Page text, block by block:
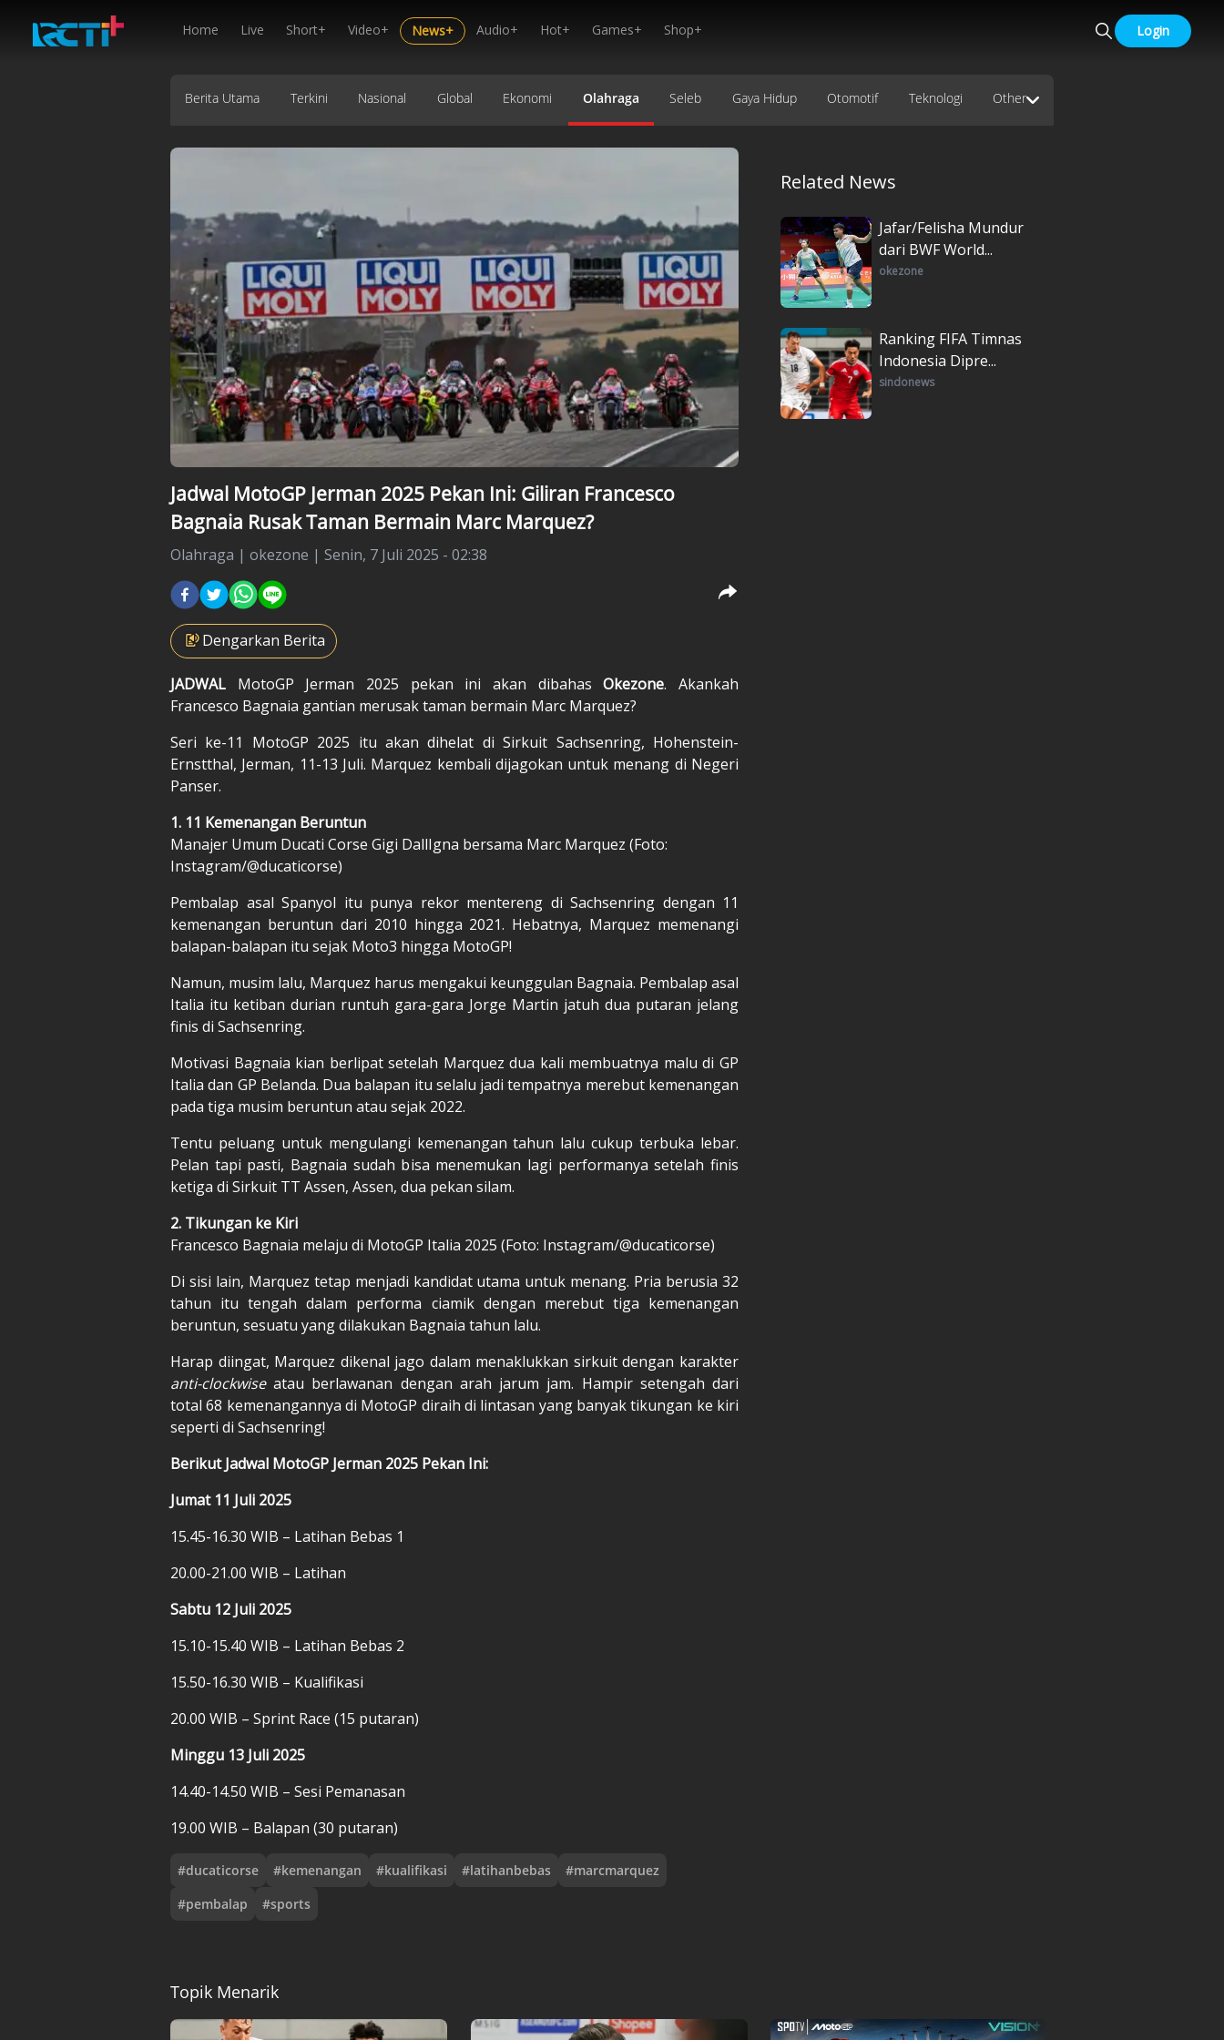
Home Live Short+ Video+ News+ Audio+ Hot+ Games+ Shop+ Login
Berita Utama Terkini Nasional Global Ekonomi Olahraga Seleb Gaya Hidup Otomotif Teknologi Other
Jadwal MotoGP Jerman 2025 Pekan Ini: Giliran Francesco
Bagnaia Rusak Taman Bermain Marc Marquez?
Olahraga | okezone | Senin, 7 Juli 2025 - 02:38
Dengarkan Berita
JADWAL MotoGP Jerman 2025 pekan ini akan dibahasOkezone. Akankah
Francesco Bagnaia gantian merusak taman bermain Marc Marquez?
Seri ke-11 MotoGP 2025 itu akan dihelat di Sirkuit Sachsenring, Hohenstein-
Ernstthal, Jerman, 11-13 Juli. Marquez kembali dijagokan untuk menang di Negeri
Panser.
1. 11 Kemenangan Beruntun
Manajer Umum Ducati Corse Gigi DallIgna bersama Marc Marquez (Foto:
Instagram/@ducaticorse)
Pembalap asal Spanyol itu punya rekor mentereng di Sachsenring dengan 11
kemenangan beruntun dari 2010 hingga 2021. Hebatnya, Marquez memenangi
balapan-balapan itu sejak Moto3 hingga MotoGP!
Namun, musim lalu, Marquez harus mengakui keunggulan Bagnaia. Pembalap asal
Italia itu ketiban durian runtuh gara-gara Jorge Martin jatuh dua putaran jelang
finis di Sachsenring.
Motivasi Bagnaia kian berlipat setelah Marquez dua kali membuatnya malu di GP
Italia dan GP Belanda. Dua balapan itu selalu jadi tempatnya merebut kemenangan
pada tiga musim beruntun atau sejak 2022.
Tentu peluang untuk mengulangi kemenangan tahun lalu cukup terbuka lebar.
Pelan tapi pasti, Bagnaia sudah bisa menemukan lagi performanya setelah finis
ketiga di Sirkuit TT Assen, Assen, dua pekan silam.
2. Tikungan ke Kiri
Francesco Bagnaia melaju di MotoGP Italia 2025 (Foto: Instagram/@ducaticorse)
Di sisi lain, Marquez tetap menjadi kandidat utama untuk menang. Pria berusia 32
tahun itu tengah dalam performa ciamik dengan merebut tiga kemenangan
beruntun, sesuatu yang dilakukan Bagnaia tahun lalu.
Harap diingat, Marquez dikenal jago dalam menaklukkan sirkuit dengan karakter
anti-clockwiseatau berlawanan dengan arah jarum jam. Hampir setengah dari
total 68 kemenangannya di MotoGP diraih di lintasan yang banyak tikungan ke kiri
seperti di Sachsenring!
Berikut Jadwal MotoGP Jerman 2025 Pekan Ini:
Jumat 11 Juli 2025
15.45-16.30 WIB – Latihan Bebas 1
20.00-21.00 WIB – Latihan
Sabtu 12 Juli 2025
15.10-15.40 WIB – Latihan Bebas 2
15.50-16.30 WIB – Kualifikasi
20.00 WIB – Sprint Race (15 putaran)
Minggu 13 Juli 2025
14.40-14.50 WIB – Sesi Pemanasan
19.00 WIB – Balapan (30 putaran)
#ducaticorse #kemenangan #kualifikasi #latihanbebas #marcmarquez
#pembalap #sports
Related News
Jafar/Felisha Mundur
dari BWF World...
okezone
Ranking FIFA Timnas
Indonesia Dipre...
sindonews
Topik Menarik